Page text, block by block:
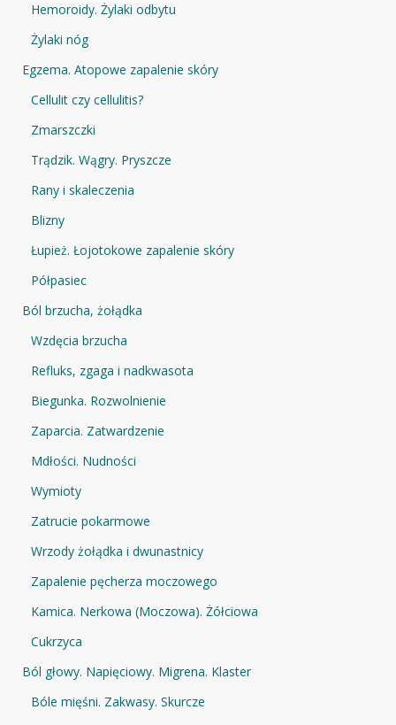
Hemoroidy. Żylaki odbytu
Żylaki nóg
Egzema. Atopowe zapalenie skóry
Cellulit czy cellulitis?
Zmarszczki
Trądzik. Wągry. Pryszcze
Rany i skaleczenia
Blizny
Łupież. Łojotokowe zapalenie skóry
Półpasiec
Ból brzucha, żołądka
Wzdęcia brzucha
Refluks, zgaga i nadkwasota
Biegunka. Rozwolnienie
Zaparcia. Zatwardzenie
Mdłości. Nudności
Wymioty
Zatrucie pokarmowe
Wrzody żołądka i dwunastnicy
Zapalenie pęcherza moczowego
Kamica. Nerkowa (Moczowa). Żółciowa
Cukrzyca
Ból głowy. Napięciowy. Migrena. Klaster
Bóle mięśni. Zakwasy. Skurcze